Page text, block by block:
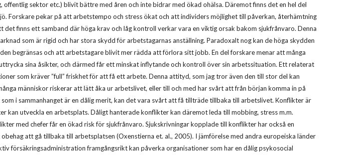
sektor etc.) blivit bättre med åren och inte bidrar med ökad ohälsa. Däremot finns det en hel del
Forskare pekar på att arbetstempo och stress ökat och att individers möjlighet till påverkan, återhämtning
finns ett samband där höga krav och låg kontroll verkar vara en viktig orsak bakom sjukfrånvaro. Denna
som är rigid och har stora skydd för arbetstagarnas anställning. Paradoxalt nog kan de höga skydden
begränsas och att arbetstagare blivit mer rädda att förlora sitt jobb. En del forskare menar att många
sina åsikter, och därmed får ett minskat inflytande och kontroll över sin arbetssituation. Ett relaterat
som kräver ”full” friskhet för att få ett arbete. Denna attityd, som jag tror även den till stor del kan
människor riskerar att lätt åka ur arbetslivet, eller till och med har svårt att från början komma in på
i sammanhanget är en dålig merit, kan det vara svårt att få tillträde tillbaka till arbetslivet. Konflikter är
kan utveckla en arbetsplats. Dåligt hanterade konflikter kan däremot leda till mobbing, stress m.m.
med chefer får en ökad risk för sjukfrånvaro. Sjukskrivningar kopplade till konflikter har också en
att gå tillbaka till arbetsplatsen (Oxenstierna et. al., 2005). I jämförelse med andra europeiska länder
försäkringsadministration framgångsrikt kan påverka organisationer som har en dålig psykosocial